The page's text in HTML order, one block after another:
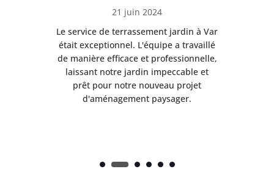
21 juin 2024
Le service de terrassement jardin à Var
était exceptionnel. L'équipe a travaillé
de manière efficace et professionnelle,
laissant notre jardin impeccable et
prêt pour notre nouveau projet
d'aménagement paysager.